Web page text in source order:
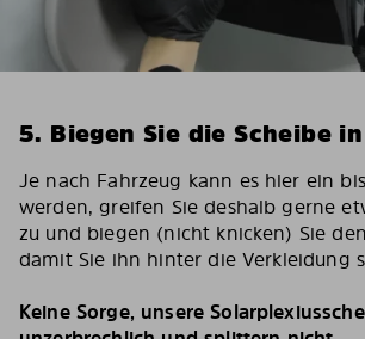
5. Biegen Sie die Scheibe
Je nach Fahrzeug kann es hier ein
werden, greifen Sie deshalb gerne
zu und biegen (nicht knicken) Sie
damit Sie ihn hinter die Verkleidung
Keine Sorge, unsere